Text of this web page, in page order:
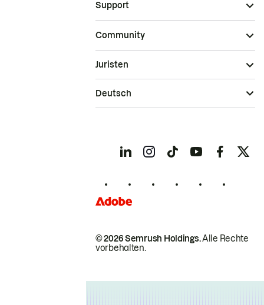
Support
Community
© 2026 Semrush Holdings.Alle Rechte
vorbehalten.
Juristen
Deutsch